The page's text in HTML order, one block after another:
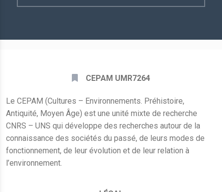
E-
CEPAM UMR7264
Le CEPAM (Cultures – Environnements. Préhistoire,
Antiquité, Moyen Âge) est une unité mixte de recherche
CNRS – UNS qui développe des recherches autour de la
connaissance des sociétés du passé, de leurs modes de
fonctionnement, de leur évolution et de leur relation à
l’environnement.